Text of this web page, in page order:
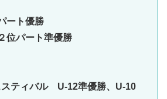
ート優勝
位パート準優勝
スティバル U-12準優勝、U-10